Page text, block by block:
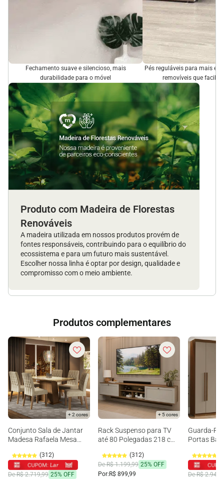
Fechamento suave e silencioso, mais
durabilidade para o móvel
Pés reguláveis para mais
removíveis que
Produto com Madeira de Florestas
Renováveis
A madeira utilizada em nossos produtos provém de
fontes responsáveis, contribuindo para o equilíbrio do
ecossistema e para um futuro mais sustentável.
Escolher nossa linha é optar por design, qualidade e
compromisso com o meio ambiente.
Produtos complementares
+ 2 cores
Conjunto Sala de Jantar
Madesa Rafaela Mesa
Cadeiras
Rustic/Crema/Imperial
(312)
De R$ 2.719,99 25% OFF
+ 5 cores
Rack Suspenso para TV
até 80 Polegadas 218 cm
Madesa
(312)
De R$ 1.199,99 25% OFF
Por: R$ 899,99
Guarda-
Portas
Venus
De R$